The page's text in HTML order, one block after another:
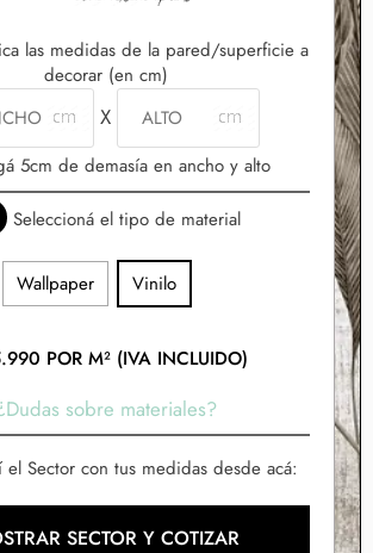
las medidas de la pared/superficie a
decorar (en cm)
X
5cm de demasía en ancho y alto
Seleccioná el tipo de material
Wallpaper Vinilo
POR M² (IVA INCLUIDO)
sobre materiales?
Sector con tus medidas desde acá:
SECTOR Y COTIZAR